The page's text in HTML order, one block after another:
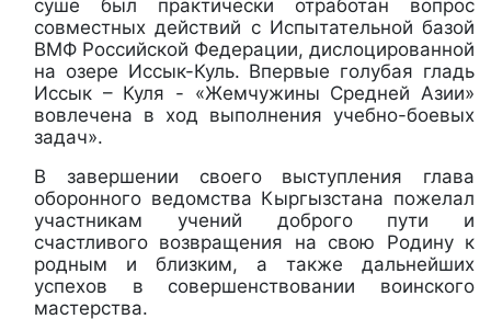
суше был практически отработан вопрос
совместных действий с Испытательной базой
ВМФ Российской Федерации, дислоцированной
на озере Иссык-Куль. Впервые голубая гладь
Иссык – Куля - «Жемчужины Средней Азии»
вовлечена в ход выполнения учебно-боевых
задач».
В завершении своего выступления глава
оборонного ведомства Кыргызстана пожелал
участникам учений доброго пути и
счастливого возвращения на свою Родину к
родным и близким, а также дальнейших
успехов в совершенствовании воинского
мастерства.